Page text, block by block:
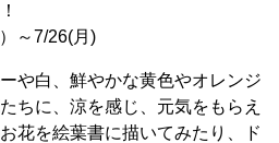
～7/26(月)
や白、鮮やかな黄色やオレンジ
ちに、涼を感じ、元気をもらえ
花を絵葉書に描いてみたり、ド